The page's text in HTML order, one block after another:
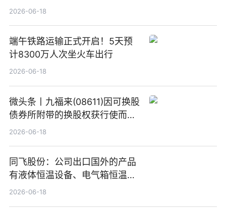
2026-06-18
端午铁路运输正式开启！5天预
计8300万人次坐火车出行
2026-06-18
微头条丨九福来(08611)因可换股
债券所附带的换股权获行使而发
行5200万股
2026-06-18
同飞股份：公司出口国外的产品
有液体恒温设备、电气箱恒温装
置、纯水冷却单元和特种换热器
2026-06-18